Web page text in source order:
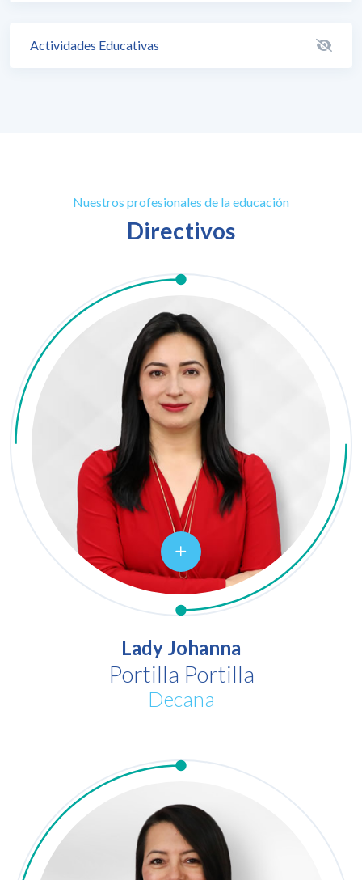
Actividades Educativas
Nuestros profesionales de la educación
Directivos
Lady Johanna
Portilla Portilla
Decana